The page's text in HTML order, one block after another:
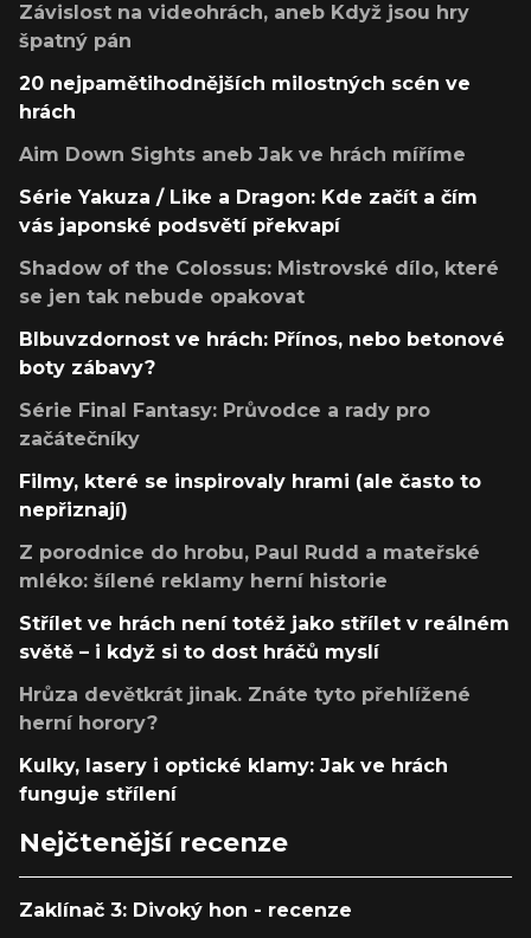
Závislost na videohrách, aneb Když jsou hry
špatný pán
20 nejpamětihodnějších milostných scén ve
hrách
Aim Down Sights aneb Jak ve hrách míříme
Série Yakuza / Like a Dragon: Kde začít a čím
vás japonské podsvětí překvapí
Shadow of the Colossus: Mistrovské dílo, které
se jen tak nebude opakovat
Blbuvzdornost ve hrách: Přínos, nebo betonové
boty zábavy?
Série Final Fantasy: Průvodce a rady pro
začátečníky
Filmy, které se inspirovaly hrami (ale často to
nepřiznají)
Z porodnice do hrobu, Paul Rudd a mateřské
mléko: šílené reklamy herní historie
Střílet ve hrách není totéž jako střílet v reálném
světě – i když si to dost hráčů myslí
Hrůza devětkrát jinak. Znáte tyto přehlížené
herní horory?
Kulky, lasery i optické klamy: Jak ve hrách
funguje střílení
Nejčtenější recenze
Zaklínač 3: Divoký hon - recenze